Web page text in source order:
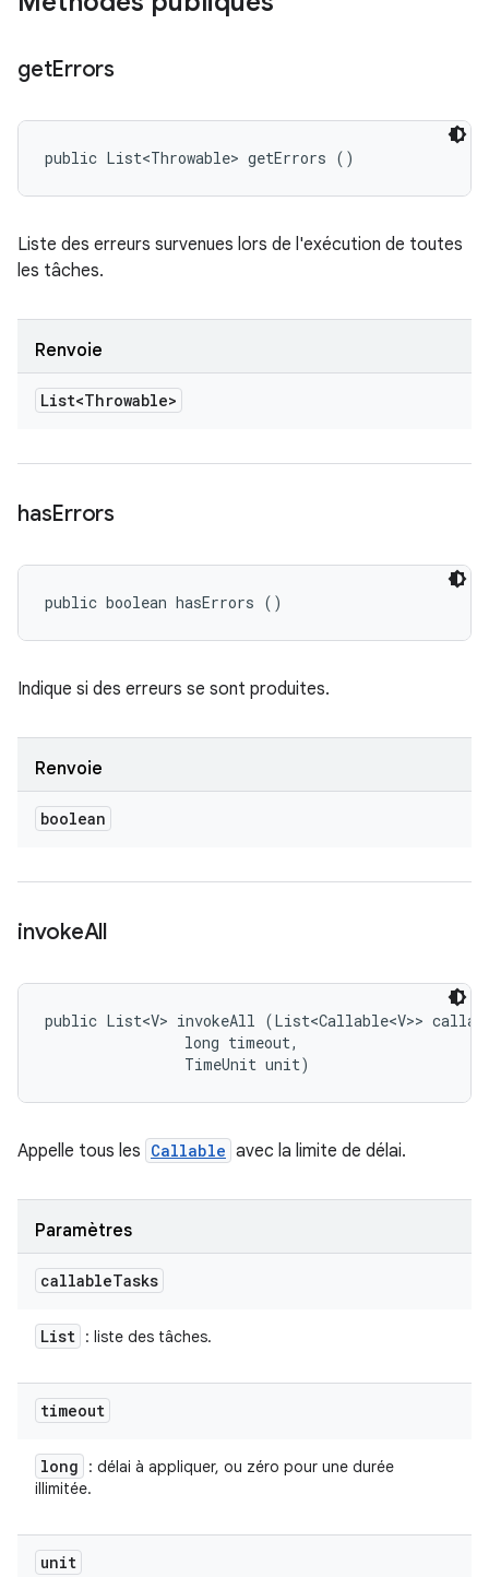
getErrors
public List<Throwable> getErrors ()
Liste des erreurs survenues lors de l'exécution de toutes
les tâches.
Renvoie
List<Throwable>
hasErrors
public boolean hasErrors ()
Indique si des erreurs se sont produites.
Renvoie
boolean
invokeAll
public List<V> invokeAll (List<Callable<V>>
                long timeout,
                TimeUnit unit)
Appelle tous les Callable avec la limite de délai.
Paramètres
callableTasks
List : liste des tâches.
timeout
long
: délai à appliquer, ou zéro pour une durée
illimitée.
unit